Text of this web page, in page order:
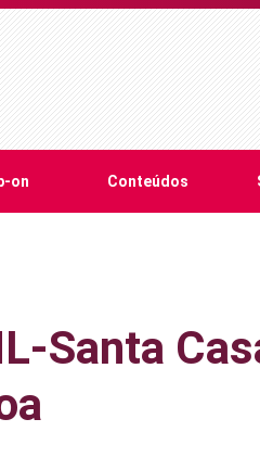
on Conteúdos
Santa